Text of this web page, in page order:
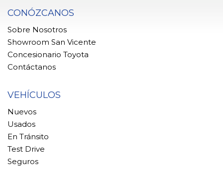
CONÓZCANOS
Sobre Nosotros
Showroom San Vicente
Concesionario Toyota
Contáctanos
VEHÍCULOS
Nuevos
Usados
En Tránsito
Test Drive
Seguros